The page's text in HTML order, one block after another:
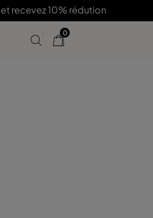
et recevez 10% rédution
0